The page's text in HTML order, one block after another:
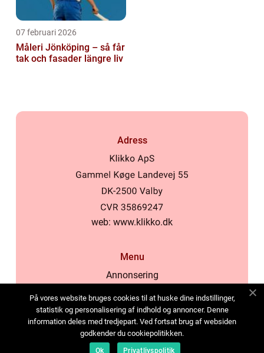
07 februari 2026
Måleri Jönköping – så får
tak och fasader längre liv
Adress
web: www.klikko.dk
Menu
Annonsering
Cookies
Kontakta oss
Sitemap
På vores website bruges cookies til at huske dine indstillinger,
statistik og personalisering af indhold og annoncer. Denne
information deles med tredjepart. Ved fortsat brug af websiden
godkender du cookiepolitikken.
Ok Privatlivspolitik